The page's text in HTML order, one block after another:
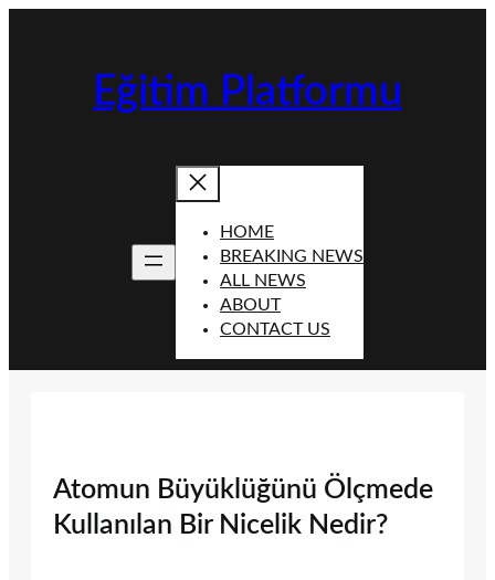
Eğitim Platformu
HOME
BREAKING NEWS
ALL NEWS
ABOUT
CONTACT US
Atomun Büyüklüğünü Ölçmede
Kullanılan Bir Nicelik Nedir?